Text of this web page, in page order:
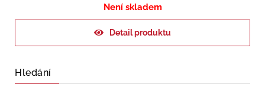
Není skladem
Detail produktu
Hledání